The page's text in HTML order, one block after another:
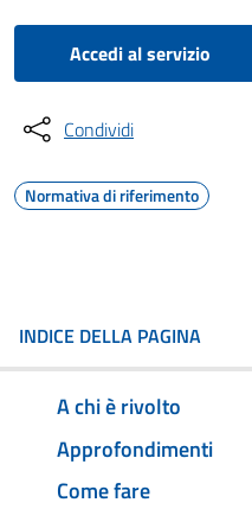
Accedi al servizio
Condividi
Normativa di riferimento
INDICE DELLA PAGINA
A chi è rivolto
Approfondimenti
Come fare